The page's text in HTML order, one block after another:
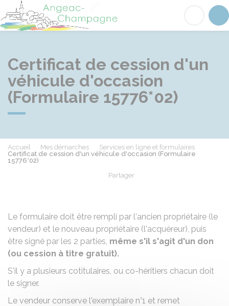
Angeac-Champagne
Certificat de cession d'un
véhicule d'occasion
(Formulaire 15776*02)
Accueil Mes démarches
Services en ligne et formulaires
Certificat de cession d'un véhicule d'occasion (Formulaire
15776*02)
Partager
Le formulaire doit être rempli par l'ancien propriétaire (le
vendeur) et le nouveau propriétaire (l'acquéreur), puis
être signé par les 2 parties, même s'il s'agit d'un don
(ou cession à titre gratuit).
S'il y a plusieurs cotitulaires, ou co-héritiers chacun doit
le signer.
Le vendeur conserve l'exemplaire n°1 et remet